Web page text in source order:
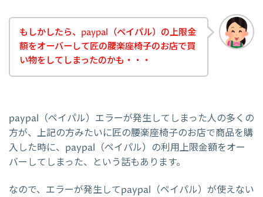
もしかしたら、paypal（ペイパル）の上限金
額をオーバーして匠の腰楽座椅子のお店で買
い物をしてしまったのかも・・・
paypal（ペイパル）エラーが発生してしまった人の多くの
方が、上記の方みたいに匠の腰楽座椅子のお店で商品を購
入した時に、paypal（ペイパル）の利用上限金額をオー
バーしてしまった、という話もあります。
なので、エラーが発生してpaypal（ペイパル）が使えない